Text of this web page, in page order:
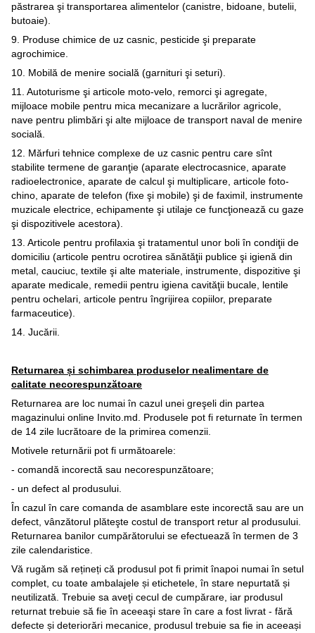
păstrarea şi transportarea alimentelor (canistre, bidoane, butelii,
butoaie).
9. Produse chimice de uz casnic, pesticide şi preparate
agrochimice.
10. Mobilă de menire socială (garnituri şi seturi).
11. Autoturisme şi articole moto-velo, remorci şi agregate,
mijloace mobile pentru mica mecanizare a lucrărilor agricole,
nave pentru plimbări şi alte mijloace de transport naval de menire
socială.
12. Mărfuri tehnice complexe de uz casnic pentru care sînt
stabilite termene de garanţie (aparate electrocasnice, aparate
radioelectronice, aparate de calcul şi multiplicare, articole foto-
chino, aparate de telefon (fixe şi mobile) şi de faximil, instrumente
muzicale electrice, echipamente şi utilaje ce funcţionează cu gaze
şi dispozitivele acestora).
13. Articole pentru profilaxia şi tratamentul unor boli în condiţii de
domiciliu (articole pentru ocrotirea sănătăţii publice şi igienă din
metal, cauciuc, textile şi alte materiale, instrumente, dispozitive şi
aparate medicale, remedii pentru igiena cavităţii bucale, lentile
pentru ochelari, articole pentru îngrijirea copiilor, preparate
farmaceutice).
14. Jucării.
Returnarea și schimbarea produselor nealimentare de
calitate necorespunzătoare
Returnarea are loc numai în cazul unei greşeli din partea
magazinului online Invito.md. Produsele pot fi returnate în termen
de 14 zile lucrătoare de la primirea comenzii.
Motivele returnării pot fi următoarele:
- comandă incorectă sau necorespunzătoare;
- un defect al produsului.
În cazul în care comanda de asamblare este incorectă sau are un
defect, vânzătorul plăteşte costul de transport retur al produsului.
Returnarea banilor cumpărătorului se efectuează în termen de 3
zile calendaristice.
Vă rugăm să rețineți că produsul pot fi primit înapoi numai în setul
complet, cu toate ambalajele și etichetele, în stare nepurtată și
neutilizată. Trebuie sa aveţi cecul de cumpărare, iar produsul
returnat trebuie să fie în aceeaşi stare în care a fost livrat - fără
defecte și deteriorări mecanice, produsul trebuie sa fie in aceeași